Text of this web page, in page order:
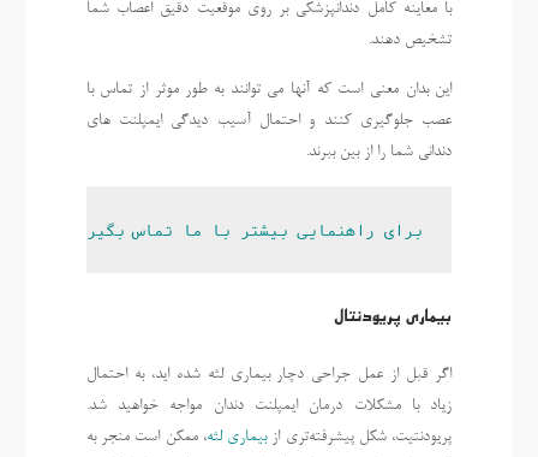
با معاینه کامل دندانپزشکی بر روی موقعیت دقیق اعصاب شما
تشخیص دهند.
این بدان معنی است که آنها می توانند به طور موثر از تماس با
عصب جلوگیری کنند و احتمال آسیب دیدگی ایمپلنت های
دندانی شما را از بین ببرند.
برای راهنمایی بیشتر با ما تماس بگیرید.
بیماری پریودنتال
اگر قبل از عمل جراحی دچار بیماری لثه شده اید، به احتمال
زیاد با مشکلات درمان ایمپلنت دندان مواجه خواهید شد.
پریودنتیت، شکل پیشرفته‌تری از بیماری لثه، ممکن است منجر به